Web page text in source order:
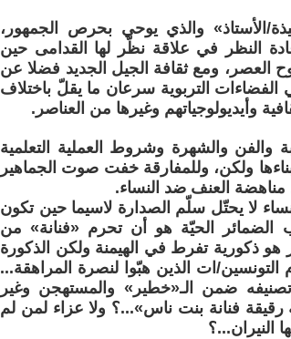
الأستاذ» والذي يوحي بحرص الجمهور،
النظر في علاقة نظّر لها القدامى حين
العصر، ومع ثقافة الجيل الجديد فضلا عن
التربوية سرعان ما يقلّ باختلاف
وأيديولوجياتهم وغيرها من العناصر.
والشهرة وشروط العملية التعلمية
ولكن، وللمفارقة خفت صوت الجماهير
العنف ضد النساء.
لا يحتّل سلّم الصدارة لاسيما حين تكون
الضمائر الحيّة هو أن تحرم «فنانة» من
ذكورية تفرط في الهيمنة ولكن الذكورة
التونسين/ات الذين هبّوا لنصرة المراهقة...
ضمن الـ«خطير» والمستهجن وغير
رقيقة فنانة بنت ناس»...؟ ولا عزاء لمن لم
النيران...؟